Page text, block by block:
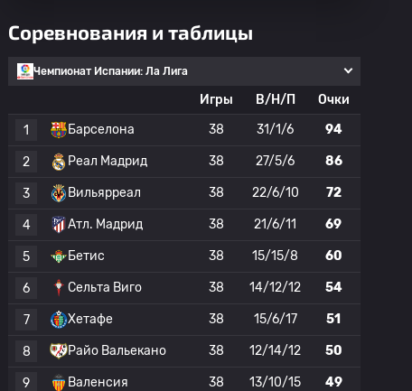
Соревнования и таблицы
Чемпионат Испании: Ла Лига
Игры В/Н/П
Очки
1
Барселона 38 31/1/6 94
2 Реал Мадрид 38 27/5/6 86
3 Вильярреал 38 22/6/10 72
4 Атл. Мадрид 38 21/6/11 69
5 Бетис 38 15/15/8 60
6 Сельта Виго 38 14/12/12 54
7 Хетафе 38 15/6/17 51
8 Райо Вальекано 38 12/14/12 50
9 Валенсия 38 13/10/15 49